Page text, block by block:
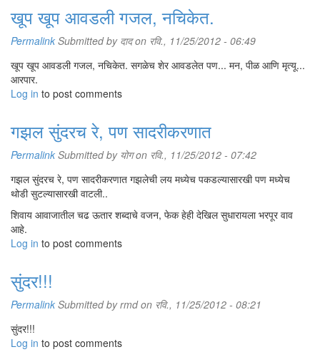
खूप खूप आवडली गजल, नचिकेत.
Permalink Submitted by दादon रवि., 11/25/2012 - 06:49
खूप खूप आवडली गजल, नचिकेत. सगळेच शेर आवडलेत पण... मन, पीळ आणि मृत्यू...
आरपार.
Log in to post comments
गझल सुंदरच रे, पण सादरीकरणात
Permalink Submitted by योगon रवि., 11/25/2012 - 07:42
गझल सुंदरच रे, पण सादरीकरणात गझलेची लय मध्येच पकडल्यासारखी पण मध्येच
थोडी सुटल्यासारखी वाटली..
शिवाय आवाजातील चढ ऊतार शब्दाचे वजन, फेक हेही देखिल सुधारायला भरपूर वाव
आहे.
Log in to post comments
सुंदर!!!
Permalink Submitted byrmdon रवि., 11/25/2012 - 08:21
सुंदर!!!
Log in to post comments